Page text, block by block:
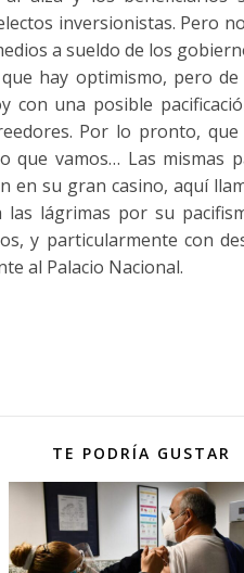
inversionistas. Pero
a sueldo de los
hay optimismo, pero
con una posible
Por lo pronto,
que vamos… Las mismas
en su gran casino, aquí
lágrimas por su
y particularmente con
al Palacio Nacional.
TE PODRÍA GUSTAR